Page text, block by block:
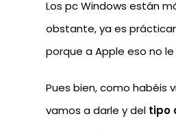
Los pc Windows están
obstante, ya es
porque a Apple eso no
Pues bien, como habéis
vamos a darle y del tipo